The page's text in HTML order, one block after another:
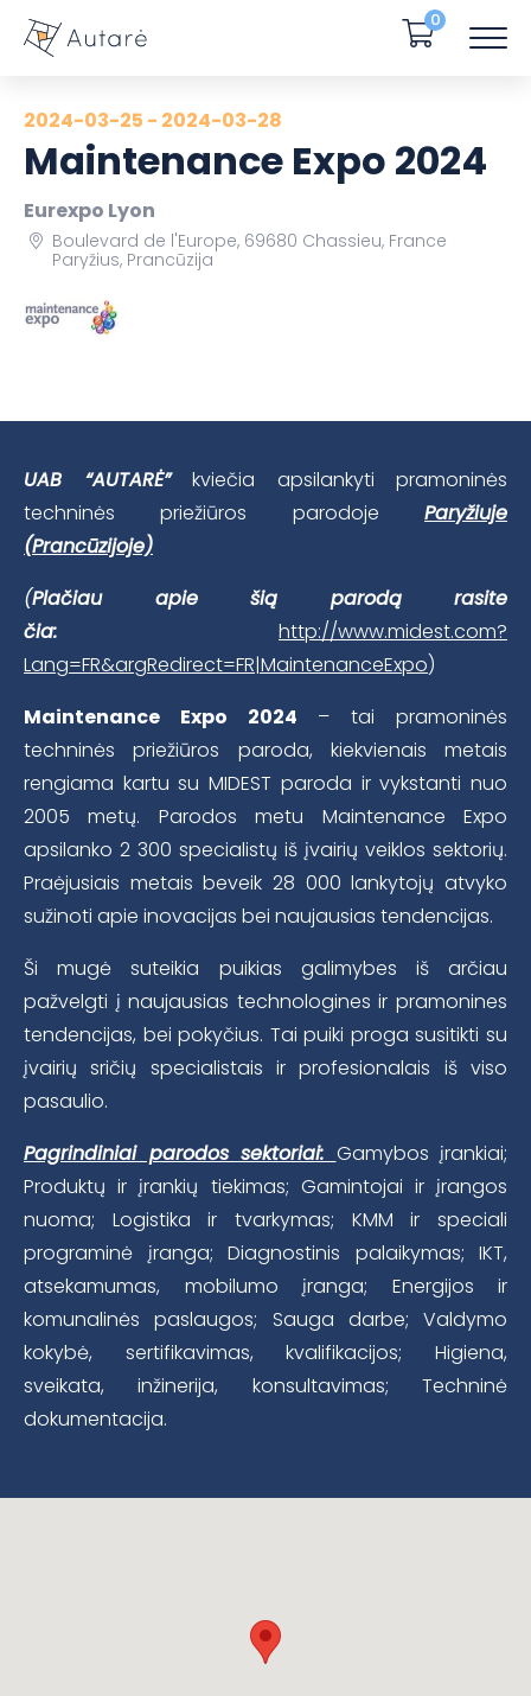
0
2024-03-25 - 2024-03-28
Maintenance Expo 2024
Eurexpo Lyon
Boulevard de l'Europe, 69680 Chassieu, France
Paryžius, Prancūzija
UAB “AUTARĖ”kviečia apsilankyti pramoninės
techninės priežiūros parodoje Paryžiuje
(Prancūzijoje)
(Plačiau apie šią parodą rasite
čia:
http://www.midest.com?
Lang=FR&argRedirect=FR|MaintenanceExpo)
Maintenance Expo 2024 – tai pramoninės
techninės priežiūros paroda, kiekvienais metais
rengiama kartu su MIDEST paroda ir vykstanti nuo
2005 metų. Parodos metu Maintenance Expo
apsilanko 2 300 specialistų iš įvairių veiklos sektorių.
Praėjusiais metais beveik 28 000 lankytojų atvyko
sužinoti apie inovacijas bei naujausias tendencijas.
Ši mugė suteikia puikias galimybes iš arčiau
pažvelgti į naujausias technologines ir pramonines
tendencijas, bei pokyčius. Tai puiki proga susitikti su
įvairių sričių specialistais ir profesionalais iš viso
pasaulio.
Pagrindiniai parodos sektoriai: Gamybos įrankiai;
Produktų ir įrankių tiekimas; Gamintojai ir įrangos
nuoma; Logistika ir tvarkymas; KMM ir speciali
programinė įranga; Diagnostinis palaikymas; IKT,
atsekamumas, mobilumo įranga; Energijos ir
komunalinės paslaugos; Sauga darbe; Valdymo
kokybė, sertifikavimas, kvalifikacijos; Higiena,
sveikata, inžinerija, konsultavimas; Techninė
dokumentacija.